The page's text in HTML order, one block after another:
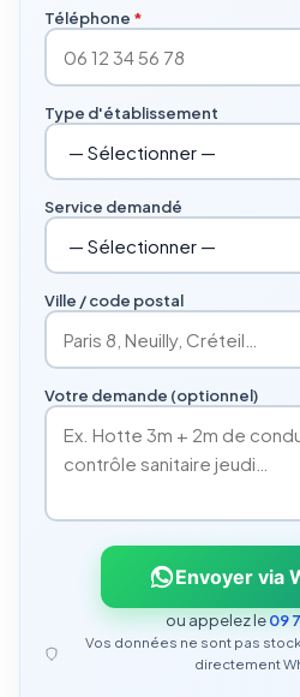
Téléphone *
Type d'établissement
Service demandé
Ville / code postal
Votre demande (optionnel)
Envoyer via
ou appelez le09
Vos données ne sont pas
directement